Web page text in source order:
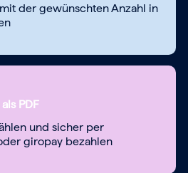
der gewünschten Anzahl in
PDF
und sicher per
giropay bezahlen